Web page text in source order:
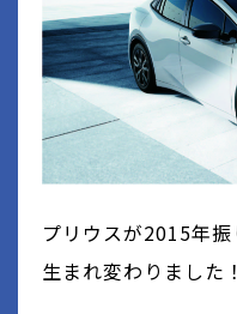
プリウスが2015年振
生まれ変わりました！